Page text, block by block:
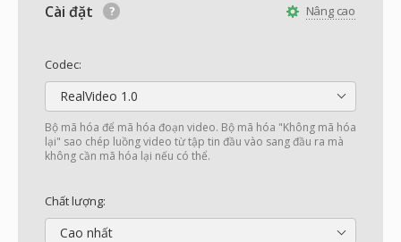
Nâng cao
Cài đặt
Codec:
RealVideo 1.0
Bộ mã hóa để mã hóa đoạn video. Bộ mã hóa "Không mã hóa
lại" sao chép luồng video từ tập tin đầu vào sang đầu ra mà
không cần mã hóa lại nếu có thể.
Chất lượng:
Cao nhất